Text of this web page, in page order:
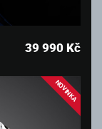
39 990 Kč
NOVINKA